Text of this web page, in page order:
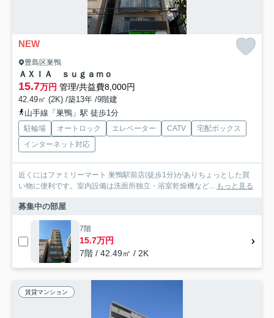
NEW
豊島区巣鴨
ＡＸＩＡ ｓｕｇａｍｏ
15.7万円 管理/共益費8,000円
42.49㎡ (2K) /築13年 /9階建
山手線「巣鴨」駅 徒歩1分
駐輪場 オートロック エレベーター CATV
宅配ボックス
インターネット対応
近くにはファミリーマート 巣鴨駅前店(徒歩1分)がありちょっとした買
い物に便利です。室内設備は洗面所独立・浴室乾燥機など... もっと見る
募集中の部屋
7階
15.7万円
7階 / 42.49㎡ / 2K
賃貸マンション